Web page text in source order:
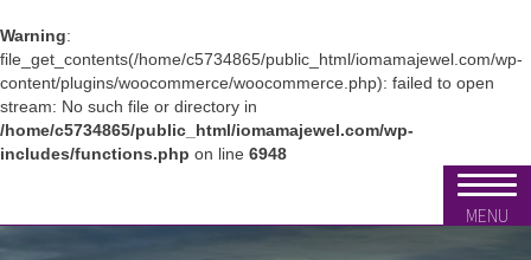
Warning:
file_get_contents(/home/c5734865/public_html/iomamajewel.com/wp-
content/plugins/woocommerce/woocommerce.php): failed to open
stream: No such file or directory in
/home/c5734865/public_html/iomamajewel.com/wp-
includes/functions.php on line 6948
MENU